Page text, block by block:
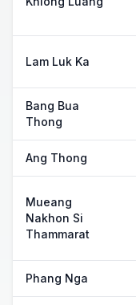
Lam Luk Ka
Bang Bua
Thong
Ang Thong
Mueang
Nakhon Si
Thammarat
Phang Nga